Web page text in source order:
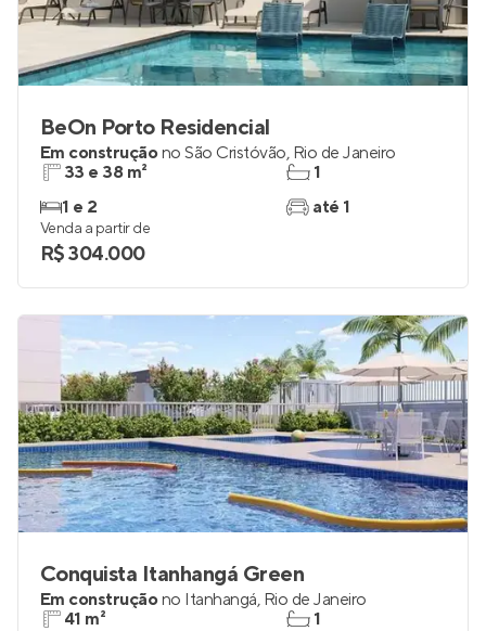
BeOn Porto Residencial
Em construçãono São Cristóvão, Rio de Janeiro
33 e 38 m²
1 e 2
1
até 1
Venda a partir de
R$ 304.000
Conquista Itanhangá Green
Em construçãono Itanhangá, Rio de Janeiro
41 m²
1